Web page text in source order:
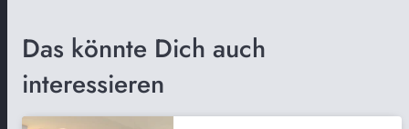
Das könnte Dich auch
interessieren